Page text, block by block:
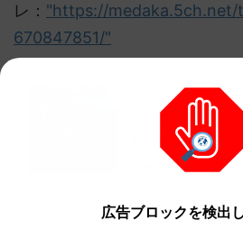
レ： "https://medaka.5ch.net/
670847851/"
他の人気記事も
モンSV】増殖
個でも足らない
以上使いそうな
のうちに買って
広告ブロックを検出